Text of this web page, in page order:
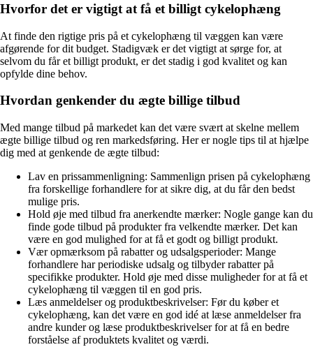
Hvorfor det er vigtigt at få et billigt cykelophæng
At finde den rigtige pris på et cykelophæng til væggen kan være
afgørende for dit budget. Stadigvæk er det vigtigt at sørge for, at
selvom du får et billigt produkt, er det stadig i god kvalitet og kan
opfylde dine behov.
Hvordan genkender du ægte billige tilbud
Med mange tilbud på markedet kan det være svært at skelne mellem
ægte billige tilbud og ren markedsføring. Her er nogle tips til at hjælpe
dig med at genkende de ægte tilbud:
Lav en prissammenligning: Sammenlign prisen på cykelophæng
fra forskellige forhandlere for at sikre dig, at du får den bedst
mulige pris.
Hold øje med tilbud fra anerkendte mærker: Nogle gange kan du
finde gode tilbud på produkter fra velkendte mærker. Det kan
være en god mulighed for at få et godt og billigt produkt.
Vær opmærksom på rabatter og udsalgsperioder: Mange
forhandlere har periodiske udsalg og tilbyder rabatter på
specifikke produkter. Hold øje med disse muligheder for at få et
cykelophæng til væggen til en god pris.
Læs anmeldelser og produktbeskrivelser: Før du køber et
cykelophæng, kan det være en god idé at læse anmeldelser fra
andre kunder og læse produktbeskrivelser for at få en bedre
forståelse af produktets kvalitet og værdi.